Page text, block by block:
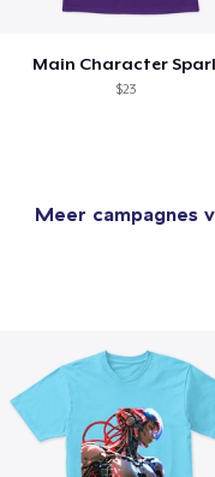
Main Character
$23
Meer campagnes